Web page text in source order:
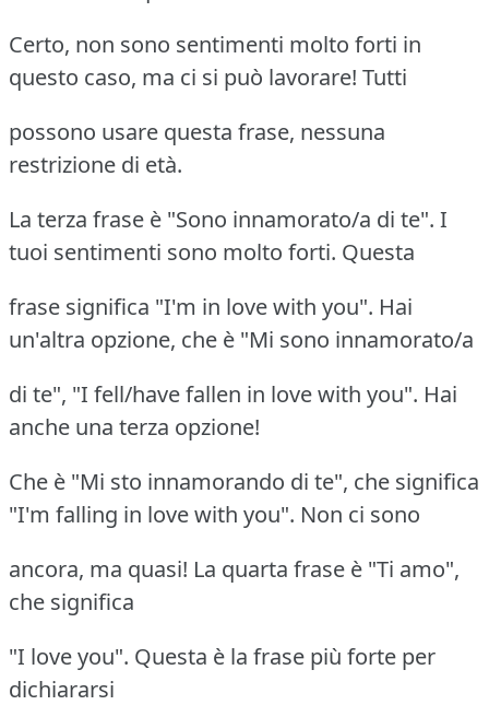
Certo, non sono sentimenti molto forti in
questo caso, ma ci si può lavorare! Tutti
possono usare questa frase, nessuna
restrizione di età.
La terza frase è "Sono innamorato/a di te". I
tuoi sentimenti sono molto forti. Questa
frase significa "I'm in love with you". Hai
un'altra opzione, che è "Mi sono innamorato/a
di te", "I fell/have fallen in love with you". Hai
anche una terza opzione!
Che è "Mi sto innamorando di te", che significa
"I'm falling in love with you". Non ci sono
ancora, ma quasi! La quarta frase è "Ti amo",
che significa
"I love you". Questa è la frase più forte per
dichiararsi